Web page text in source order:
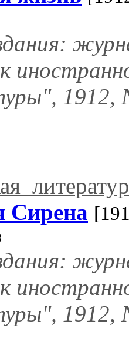
1912,
Сирена
1912,